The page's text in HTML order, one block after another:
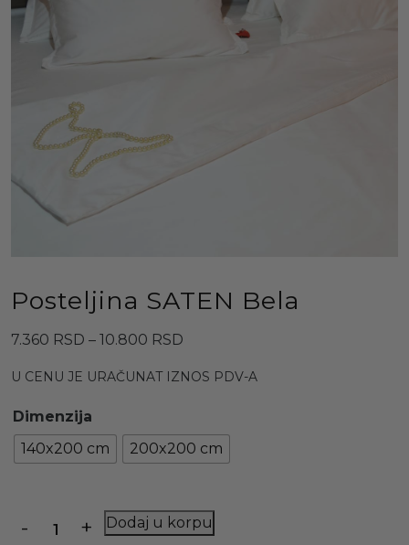
Posteljina SATEN Bela
7.360 RSD – 10.800 RSD
od
10.800 RSD
U CENU JE URAČUNAT IZNOS PDV-A
Dimenzija
140x200 cm
200x200 cm
Količina Dodaj u korpu